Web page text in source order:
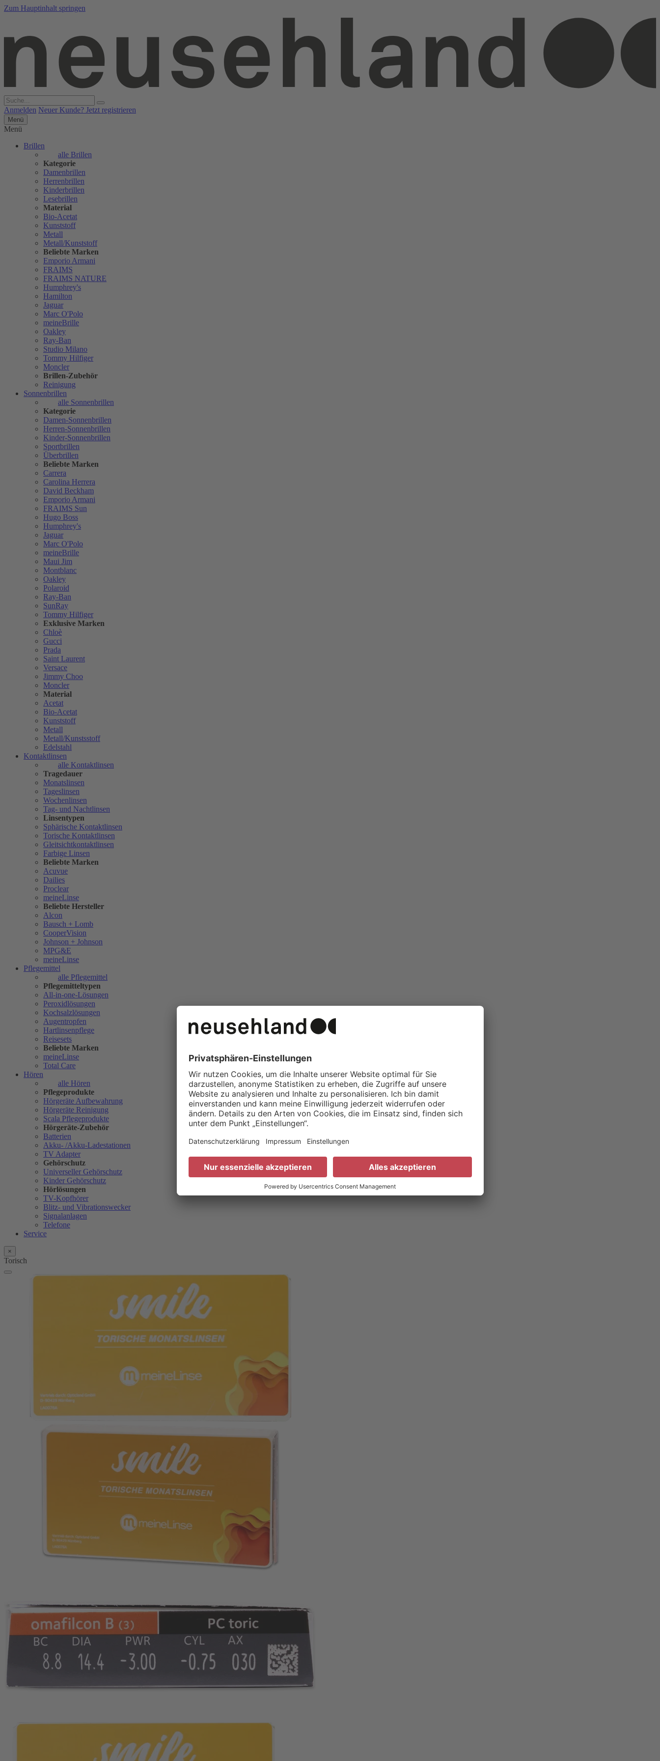
Zum Hauptinhalt springen
Anmelden Neuer Kunde? Jetzt registrieren
Menü
Menü
Brillen
alle Brillen
Kategorie
Damenbrillen
Herrenbrillen
Kinderbrillen
Lesebrillen
Material
Bio-Acetat
Kunststoff
Metall
Metall/Kunststoff
Beliebte Marken
Emporio Armani
FRAIMS
FRAIMS NATURE
Humphrey's
Hamilton
Jaguar
Marc O'Polo
meineBrille
Oakley
Ray-Ban
Studio Milano
Tommy Hilfiger
Moncler
Brillen-Zubehör
Reinigung
Sonnenbrillen
alle Sonnenbrillen
Kategorie
Damen-Sonnenbrillen
Herren-Sonnenbrillen
Kinder-Sonnenbrillen
Sportbrillen
Überbrillen
Beliebte Marken
Carrera
Carolina Herrera
David Beckham
Emporio Armani
FRAIMS Sun
Hugo Boss
Humphrey's
Jaguar
Marc O'Polo
meineBrille
Maui Jim
Montblanc
Oakley
Polaroid
Ray-Ban
SunRay
Tommy Hilfiger
Exklusive Marken
Chloè
Gucci
Prada
Saint Laurent
Versace
Jimmy Choo
Moncler
Material
Acetat
Bio-Acetat
Kunststoff
Metall
Metall/Kunstsstoff
Edelstahl
Kontaktlinsen
alle Kontaktlinsen
Tragedauer
Monatslinsen
Tageslinsen
Wochenlinsen
Tag- und Nachtlinsen
Linsentypen
Sphärische Kontaktlinsen
Torische Kontaktlinsen
Gleitsichtkontaktlinsen
Farbige Linsen
Beliebte Marken
Acuvue
Dailies
Proclear
meineLinse
Beliebte Hersteller
Alcon
Bausch + Lomb
CooperVision
Johnson + Johnson
MPG&E
meineLinse
Pflegemittel
alle Pflegemittel
Pflegemitteltypen
All-in-one-Lösungen
Peroxidlösungen
Kochsalzlösungen
Augentropfen
Hartlinsenpflege
Reisesets
Beliebte Marken
meineLinse
Total Care
Hören
alle Hören
Pflegeprodukte
Hörgeräte Aufbewahrung
Hörgeräte Reinigung
Scala Pflegeprodukte
Hörgeräte-Zubehör
Batterien
Akku- /Akku-Ladestationen
TV Adapter
Gehörschutz
Universeller Gehörschutz
Kinder Gehörschutz
Hörlösungen
TV-Kopfhörer
Blitz- und Vibrationswecker
Signalanlagen
Telefone
Service
×
Torisch